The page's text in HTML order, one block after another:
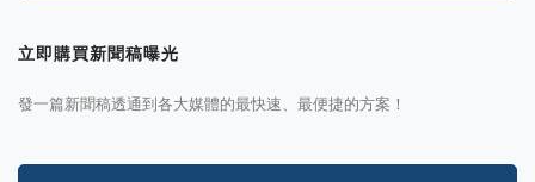
立即購買新聞稿曝光
發一篇新聞稿透通到各大媒體的最快速、最便捷的方案！